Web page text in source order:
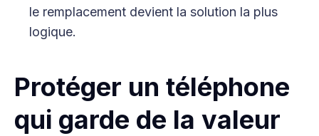
le remplacement devient la solution la plus
logique.
Protéger un téléphone
qui garde de la valeur